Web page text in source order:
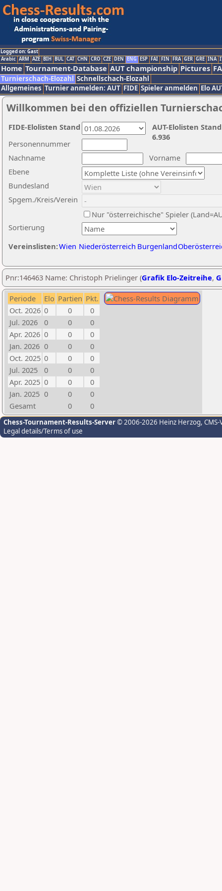
Logged on: Gast
Arabic ARM AZE BIH BUL CAT CHN CRO CZE DEN ENG ESP FAI FIN FRA GER GRE INA
Home Tournament-Database AUT championship Pictures
Turnierschach-Elozahl Schnellschach-Elozahl
Allgemeines Turnier anmelden: AUT FIDE Spieler anmelden Elo
Willkommen bei den offiziellen
Nachname
Vorname
Ebene
Sortierung
Personennummer
Bundesland
Spgem./Kreis/Verein
Nur "österreichische" Spieler
Vereinslisten:Wien Niederösterreich Burgenland
AUT-Elolisten
6.936
FIDE-Elolisten Stand
Pnr:146463 Name: Christoph Prielinger (Grafik Elo-Zeitreihe,
Periode Elo Partien Pkt.
Oct. 2026 0 0
0
Jul. 2026
0 0
0
Apr. 2026 0 0
0
Jan. 2026 0 0
0
Oct. 2025 0 0
0
Jul. 2025
0 0
0
Apr. 2025 0 0
0
Jan. 2025 0 0
0
Gesamt
0 0
Chess-Tournament-Results-Server© 2006-2026 Heinz Herzog,
Legal details/Terms of use